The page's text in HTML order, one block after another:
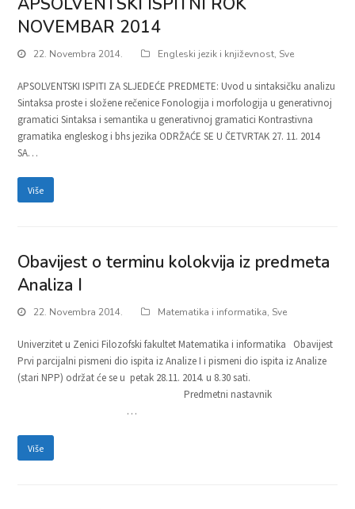
NOVEMBAR 2014
22. Novembra 2014. Engleski jezik i književnost, Sve
APSOLVENTSKI ISPITI ZA SLJEDEĆE PREDMETE: Uvod u sintaksičku analizu
Sintaksa proste i složene rečenice Fonologija i morfologija u generativnoj
gramatici Sintaksa i semantika u generativnoj gramatici Kontrastivna
gramatika engleskog i bhs jezika ODRŽAĆE SE U ČETVRTAK 27. 11. 2014
SA…
Više
Obavijest o terminu kolokvija iz predmeta
Analiza I
22. Novembra 2014. Matematika i informatika, Sve
Univerzitet u Zenici Filozofski fakultet Matematika i informatika Obavijest
Prvi parcijalni pismeni dio ispita iz Analize I i pismeni dio ispita iz Analize
(stari NPP) održat će se u petak 28.11. 2014. u 8.30 sati.
Predmetni nastavnik
…
Više